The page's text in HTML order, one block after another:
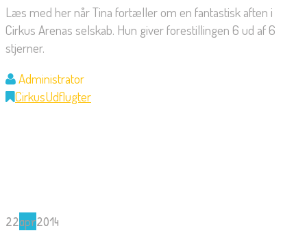
Læs med her når Tina fortæller om en fantastisk aften i
Cirkus Arenas selskab. Hun giver forestillingen 6 ud af 6
stjerner.
Administrator
CirkusUdflugter
22apr2014